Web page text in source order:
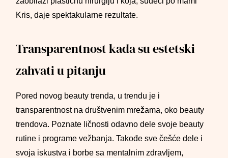
Kris, daje spektakularne rezultate.
Transparentnost kada su estetski
zahvati u pitanju
Pored novog beauty trenda, u trendu je i
transparentnost na društvenim mrežama, oko beauty
trendova. Poznate ličnosti odavno dele svoje beauty
rutine i programe vežbanja. Takođe sve češće dele i
svoja iskustva i borbe sa mentalnim zdravljem,